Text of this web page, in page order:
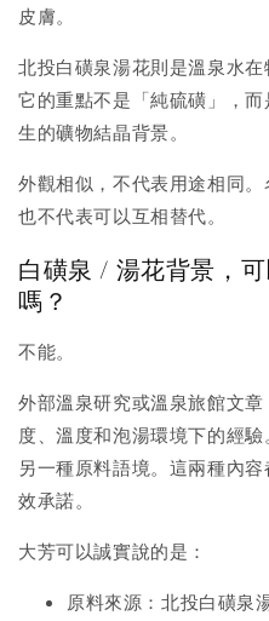
皮膚。
北投白磺泉湯花則是溫泉水在
它的重點不是「純硫磺」，
生的礦物結晶背景。
外觀相似，不代表用途相同
也不代表可以互相替代。
白磺泉 / 湯花背景，
嗎？
不能。
外部溫泉研究或溫泉旅館文
度、溫度和泡湯環境下的經
另一種原料語境。這兩種內
效承諾。
大芳可以誠實說的是：
原料來源：北投白磺泉